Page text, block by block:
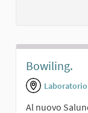
Bowiling.
Laboratorio
Al nuovo